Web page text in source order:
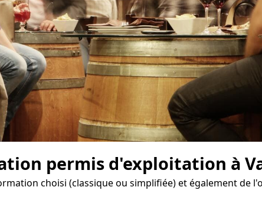
permis d'exploitation à
choisi (classique ou simplifiée) et également de